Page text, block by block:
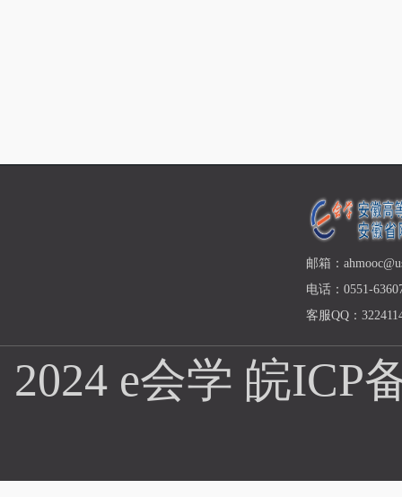
邮箱：
电话：0551-
客服QQ：
2024 e会学 皖ICP